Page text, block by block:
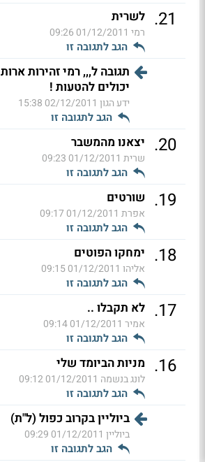
21
. לשרית
רמי 01/12/2011 09:26
הגב לתגובה זו
תגובה ל,,, רמי זהירות ארות
יכולים להטעות !
ידע הגון 02/12/2011 15:38
הגב לתגובה זו
20
. יצאנו מהמשבר
שרית 01/12/2011 09:23
הגב לתגובה זו
19
. שורטים
אפרת 01/12/2011 09:17
הגב לתגובה זו
18
. ימחקו הפוטים
אליהו 01/12/2011 09:15
הגב לתגובה זו
17
. לא תקבלו ..
אמיר 01/12/2011 09:14
הגב לתגובה זו
16
. מניות הביומד שלי
לונג בנשמה 01/12/2011 09:12
הגב לתגובה זו
ביוליין בקרוב כפול (ל"ת)
ביוליין 01/12/2011 09:29
הגב לתגובה זו